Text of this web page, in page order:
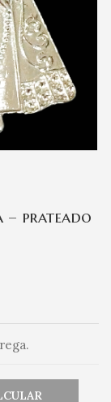
– prateado